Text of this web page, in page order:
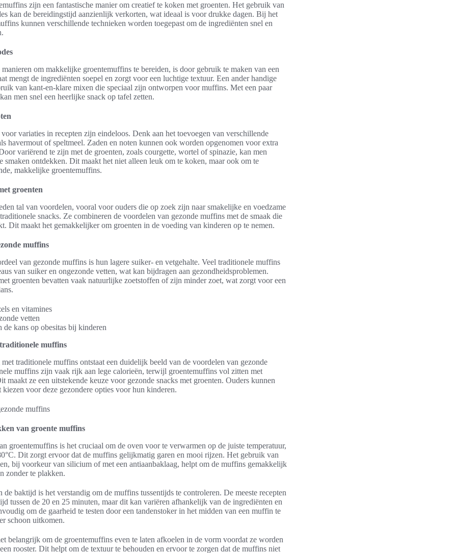
zijn een fantastische manier om creatief te koken met groenten. Het gebruik van
kan de bereidingstijd aanzienlijk verkorten, wat ideaal is voor drukke dagen. Bij het
kunnen verschillende technieken worden toegepast om de ingrediënten snel en
manieren om makkelijke groentemuffins te bereiden, is door gebruik te maken van een
mengt de ingrediënten soepel en zorgt voor een luchtige textuur. Een ander handige
van kant-en-klare mixen die speciaal zijn ontworpen voor muffins. Met een paar
men snel een heerlijke snack op tafel zetten.
variaties in recepten zijn eindeloos. Denk aan het toevoegen van verschillende
havermout of speltmeel. Zaden en noten kunnen ook worden opgenomen voor extra
variërend te zijn met de groenten, zoals courgette, wortel of spinazie, kan men
smaken ontdekken. Dit maakt het niet alleen leuk om te koken, maar ook om te
makkelijke groentemuffins.
groenten
tal van voordelen, vooral voor ouders die op zoek zijn naar smakelijke en voedzame
snacks. Ze combineren de voordelen van gezonde muffins met de smaak die
Dit maakt het gemakkelijker om groenten in de voeding van kinderen op te nemen.
muffins
van gezonde muffins is hun lagere suiker- en vetgehalte. Veel traditionele muffins
van suiker en ongezonde vetten, wat kan bijdragen aan gezondheidsproblemen.
groenten bevatten vaak natuurlijke zoetstoffen of zijn minder zoet, wat zorgt voor een
en vitamines
vetten
de kans op obesitas bij kinderen
muffins
traditionele muffins ontstaat een duidelijk beeld van de voordelen van gezonde
muffins zijn vaak rijk aan lege calorieën, terwijl groentemuffins vol zitten met
maakt ze een uitstekende keuze voor gezonde snacks met groenten. Ouders kunnen
kiezen voor deze gezondere opties voor hun kinderen.
van groente muffins
groentemuffins is het cruciaal om de oven voor te verwarmen op de juiste temperatuur,
Dit zorgt ervoor dat de muffins gelijkmatig garen en mooi rijzen. Het gebruik van
bij voorkeur van silicium of met een antiaanbaklaag, helpt om de muffins gemakkelijk
zonder te plakken.
de baktijd is het verstandig om de muffins tussentijds te controleren. De meeste recepten
tussen de 20 en 25 minuten, maar dit kan variëren afhankelijk van de ingrediënten en
om de gaarheid te testen door een tandenstoker in het midden van een muffin te
schoon uitkomen.
belangrijk om de groentemuffins even te laten afkoelen in de vorm voordat ze worden
rooster. Dit helpt om de textuur te behouden en ervoor te zorgen dat de muffins niet